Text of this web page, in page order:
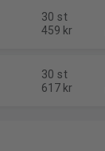
30 st
459 kr
30 st
617 kr